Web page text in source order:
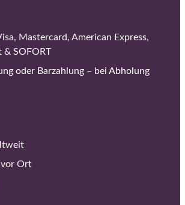
Mastercard, American Express,
& SOFORT
oder Barzahlung – bei Abholung
Ort